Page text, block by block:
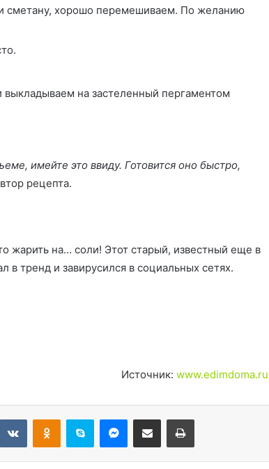
сметану, хорошо перемешиваем. По желанию
на застеленный пергаментом
имейте это ввиду. Готовится оно быстро,
рецепта.
жарить на… соли! Этот старый, известный еще в
в тренд и завирусился в социальных сетях.
Источник: www.edimdoma.ru
ВконтактеОдноклассники
Skype Messenger
Поделиться через электронную почту Печатать